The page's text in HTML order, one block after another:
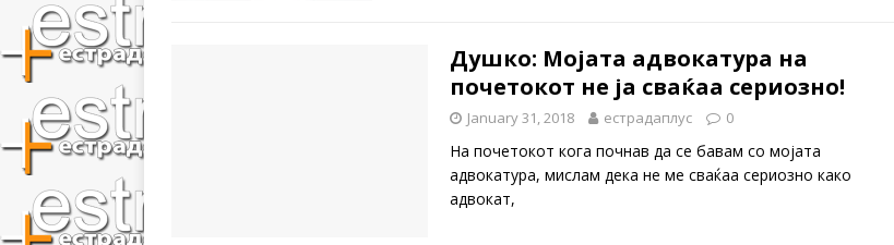
Душко: Мојата адвокатура на
почетокот не ја сваќаа сериозно!
January 31, 2018 естрадаплус 0
На почетокот кога почнав да се бавам со мојата
адвокатура, мислам дека не ме сваќаа сериозно како
адвокат,